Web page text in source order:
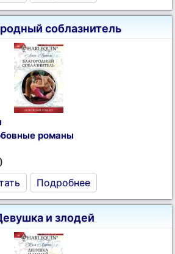
соблазнитель
романы
Подробнее
и злодей